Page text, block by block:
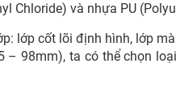
Chloride) và nhựa PU
lớp cốt lõi định hình, lớp
– 98mm), ta có thể chọn